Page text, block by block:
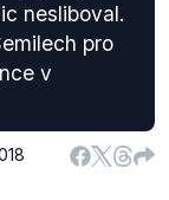
nesliboval.
pro
v